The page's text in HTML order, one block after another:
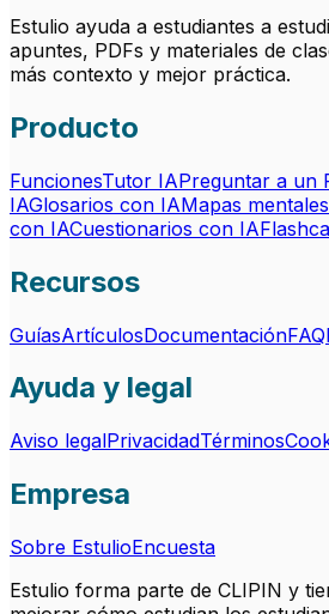
Estulio ayuda a estudiantes a
apuntes, PDFs y materiales de
más contexto y mejor práctica.
Producto
FuncionesTutor IAPreguntar a un
IAGlosarios con IAMapas
con IACuestionarios con IA
Recursos
GuíasArtículosDocumentaciónFAQ
Ayuda y legal
Aviso legalPrivacidadTérminos
Empresa
Sobre EstulioEncuesta
Estulio forma parte de CLIPIN y